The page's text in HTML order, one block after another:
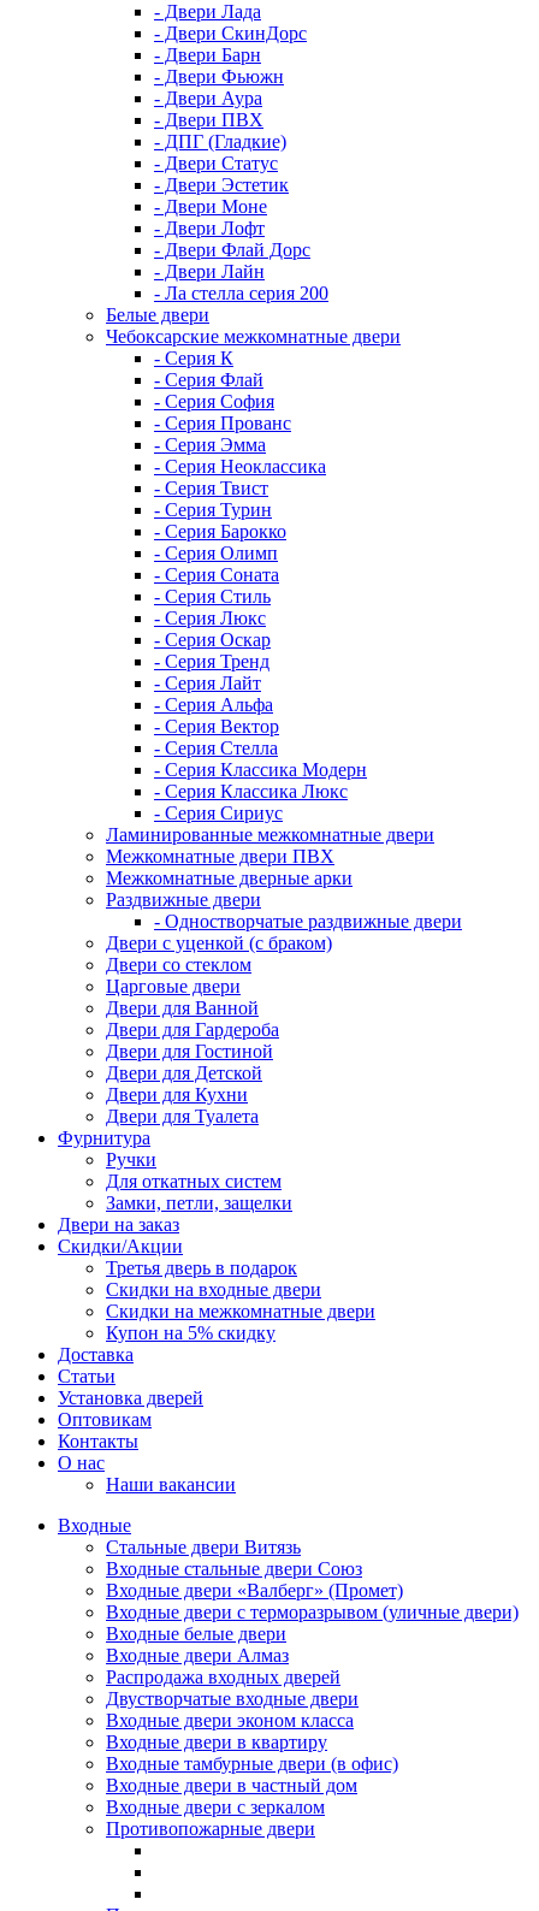
- Двери Лада
- Двери СкинДорс
- Двери Барн
- Двери Фьюжн
- Двери Аура
- Двери ПВХ
- ДПГ (Гладкие)
- Двери Статус
- Двери Эстетик
- Двери Моне
- Двери Лофт
- Двери Флай Дорс
- Двери Лайн
- Ла стелла серия 200
Белые двери
Чебоксарские межкомнатные двери
- Серия К
- Серия Флай
- Серия София
- Серия Прованс
- Серия Эмма
- Серия Неоклассика
- Серия Твист
- Серия Турин
- Серия Барокко
- Серия Олимп
- Серия Соната
- Серия Стиль
- Серия Люкс
- Серия Оскар
- Серия Тренд
- Серия Лайт
- Серия Альфа
- Серия Вектор
- Серия Стелла
- Серия Классика Модерн
- Серия Классика Люкс
- Серия Сириус
Ламинированные межкомнатные двери
Межкомнатные двери ПВХ
Межкомнатные дверные арки
Раздвижные двери
- Одностворчатые раздвижные двери
Двери с уценкой (с браком)
Двери со стеклом
Царговые двери
Двери для Ванной
Двери для Гардероба
Двери для Гостиной
Двери для Детской
Двери для Кухни
Двери для Туалета
Фурнитура
Ручки
Для откатных систем
Замки, петли, защелки
Двери на заказ
Скидки/Акции
Третья дверь в подарок
Скидки на входные двери
Скидки на межкомнатные двери
Купон на 5% скидку
Доставка
Статьи
Установка дверей
Оптовикам
Контакты
О нас
Наши вакансии
Входные
Стальные двери Витязь
Входные стальные двери Союз
Входные двери «Валберг» (Промет)
Входные двери с терморазрывом (уличные двери)
Входные белые двери
Входные двери Алмаз
Распродажа входных дверей
Двустворчатые входные двери
Входные двери эконом класса
Входные двери в квартиру
Входные тамбурные двери (в офис)
Входные двери в частный дом
Входные двери с зеркалом
Противопожарные двери